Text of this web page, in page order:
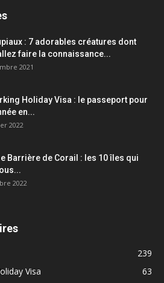
: 7 adorables créatures dont
faire la connaissance...
2021
Holiday Visa : le passeport pour
en...
2022
Barrière de Corail : les 10 îles qui
2022
239
Visa
63